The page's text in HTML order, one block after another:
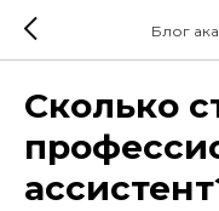
Блог
Сколько